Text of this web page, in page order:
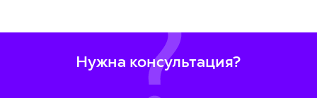
Нужна консультация?